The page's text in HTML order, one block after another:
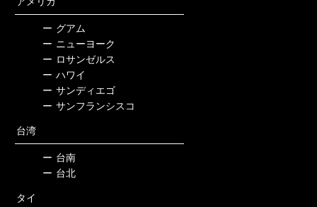
ー グアム
ー ニューヨーク
ー ロサンゼルス
ー ハワイ
ー サンディエゴ
ー サンフランシスコ
台湾
ー 台南
ー 台北
タイ